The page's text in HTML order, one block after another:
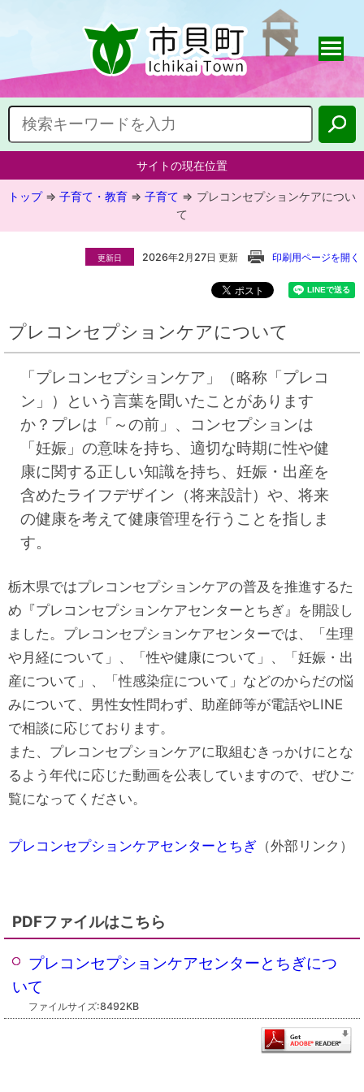
サイトの現在位置
トップ⇒ 子育て・教育 ⇒ 子育て ⇒ プレコンセプションケアについ
て
更新日 2026年2月27日 更新 印刷用ページを開く
プレコンセプションケアについて
「プレコンセプションケア」（略称「プレコ
ン」）という言葉を聞いたことがあります
か？プレは「～の前」、コンセプションは
「妊娠」の意味を持ち、適切な時期に性や健
康に関する正しい知識を持ち、妊娠・出産を
含めたライフデザイン（将来設計）や、将来
の健康を考えて健康管理を行うことを指しま
す。
栃木県ではプレコンセプションケアの普及を推進するた
め『プレコンセプションケアセンターとちぎ』を開設し
ました。プレコンセプションケアセンターでは、「生理
や月経について」、「性や健康について」、「妊娠・出
産について」、「性感染症について」などのからだの悩
みについて、男性女性問わず、助産師等が電話やLINE
で相談に応じております。
また、プレコンセプションケアに取組むきっかけにとな
るよう年代に応じた動画を公表していますので、ぜひご
覧になってください。
プレコンセプションケアセンターとちぎ （外部リンク）
PDFファイルはこちら
プレコンセプションケアセンターとちぎにつ
いて
ファイルサイズ:8492KB